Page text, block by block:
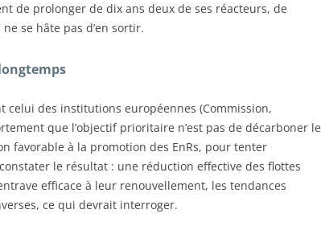
de prolonger de dix ans deux de ses réacteurs, de
se hâte pas d’en sortir.
des institutions européennes (Commission,
que l’objectif prioritaire n’est pas de décarboner le
favorable à la promotion des EnRs, pour tenter
le résultat : une réduction effective des flottes
efficace à leur renouvellement, les tendances
ce qui devrait interroger.